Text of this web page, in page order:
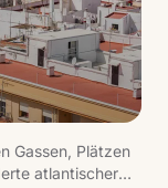
Gassen, Plätzen
atlantischer